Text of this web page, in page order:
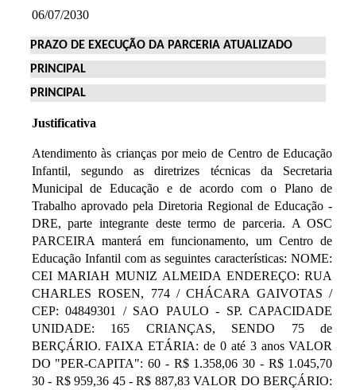
06/07/2030
PRAZO DE EXECUÇÃO DA PARCERIA ATUALIZADO
PRINCIPAL
PRINCIPAL
Justificativa
Atendimento às crianças por meio de Centro de Educação
Infantil, segundo as diretrizes técnicas da Secretaria
Municipal de Educação e de acordo com o Plano de
Trabalho aprovado pela Diretoria Regional de Educação -
DRE, parte integrante deste termo de parceria. A OSC
PARCEIRA manterá em funcionamento, um Centro de
Educação Infantil com as seguintes características: NOME:
CEI MARIAH MUNIZ ALMEIDA ENDEREÇO: RUA
CHARLES ROSEN, 774 / CHÁCARA GAIVOTAS /
CEP: 04849301 / SAO PAULO - SP. CAPACIDADE
UNIDADE: 165 CRIANÇAS, SENDO 75 de
BERÇÁRIO. FAIXA ETÁRIA: de 0 até 3 anos VALOR
DO "PER-CAPITA": 60 - R$ 1.358,06 30 - R$ 1.045,70
30 - R$ 959,36 45 - R$ 887,83 VALOR DO BERÇÁRIO: